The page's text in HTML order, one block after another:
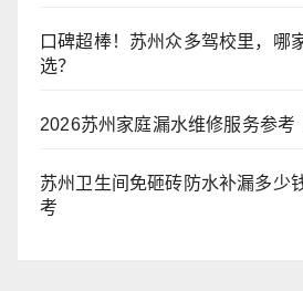
口碑超棒！苏州众多驾校里，哪
选？
2026苏州家庭漏水维修服务参考
苏州卫生间免砸砖防水补漏多少
考